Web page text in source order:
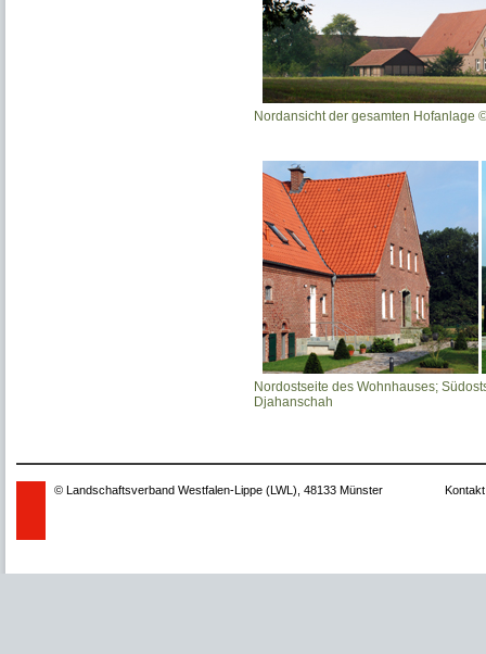
Nordansicht der gesamten Hofanlage
Nordostseite des Wohnhauses;
Djahanschah
© Landschaftsverband Westfalen-Lippe (LWL), 48133 Münster Kontakt